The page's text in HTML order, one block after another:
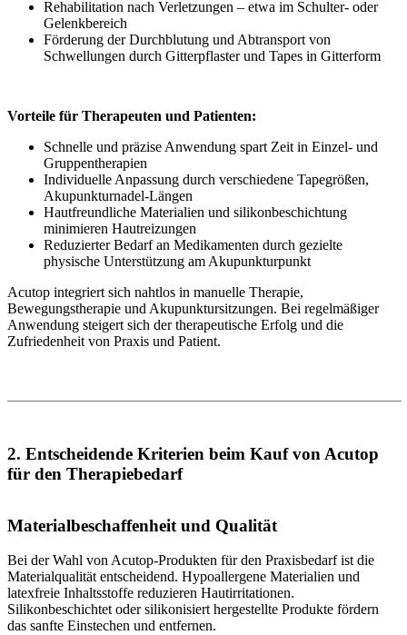
Rehabilitation nach Verletzungen – etwa im Schulter- oder
Gelenkbereich
Förderung der Durchblutung und Abtransport von
Schwellungen durch Gitterpflaster und Tapes in Gitterform
Vorteile für Therapeuten und Patienten:
Schnelle und präzise Anwendung spart Zeit in Einzel- und
Gruppentherapien
Individuelle Anpassung durch verschiedene Tapegrößen,
Akupunkturnadel-Längen
Hautfreundliche Materialien und silikonbeschichtung
minimieren Hautreizungen
Reduzierter Bedarf an Medikamenten durch gezielte
physische Unterstützung am Akupunkturpunkt
Acutop integriert sich nahtlos in manuelle Therapie,
Bewegungstherapie und Akupunktursitzungen. Bei regelmäßiger
Anwendung steigert sich der therapeutische Erfolg und die
Zufriedenheit von Praxis und Patient.
2. Entscheidende Kriterien beim Kauf von Acutop
für den Therapiebedarf
Materialbeschaffenheit und Qualität
Bei der Wahl von Acutop-Produkten für den Praxisbedarf ist die
Materialqualität entscheidend. Hypoallergene Materialien und
latexfreie Inhaltsstoffe reduzieren Hautirritationen.
Silikonbeschichtet oder silikonisiert hergestellte Produkte fördern
das sanfte Einstechen und entfernen.